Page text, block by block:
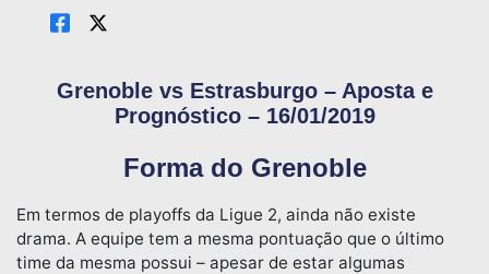
Grenoble vs Estrasburgo – Aposta e
Prognóstico – 16/01/2019
Forma do Grenoble
Em termos de playoffs da Ligue 2, ainda não existe
drama. A equipe tem a mesma pontuação que o último
time da mesma possui – apesar de estar algumas